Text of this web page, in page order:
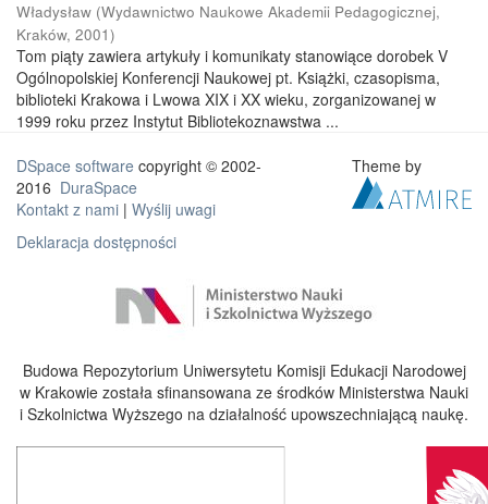
Władysław (Wydawnictwo Naukowe Akademii Pedagogicznej,
Kraków, 2001)
Tom piąty zawiera artykuły i komunikaty stanowiące dorobek V
Ogólnopolskiej Konferencji Naukowej pt. Książki, czasopisma,
biblioteki Krakowa i Lwowa XIX i XX wieku, zorganizowanej w
1999 roku przez Instytut Bibliotekoznawstwa ...
DSpace software copyright © 2002-
2016 DuraSpace
Kontakt z nami | Wyślij uwagi
Deklaracja dostępności
Theme by
Budowa Repozytorium Uniwersytetu Komisji Edukacji Narodowej
w Krakowie została sfinansowana ze środków Ministerstwa Nauki
i Szkolnictwa Wyższego na działalność upowszechniającą naukę.